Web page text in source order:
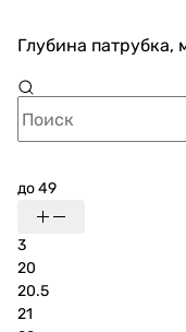
Глубина патрубка,
до 49
3
20
20.5
21